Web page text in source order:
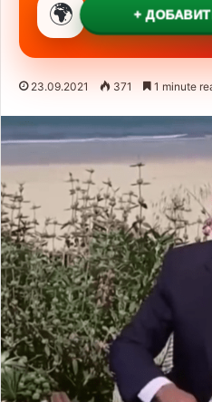
🌍 +
23.09.2021 371 1 minute